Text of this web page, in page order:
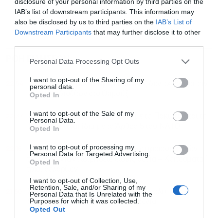
IAB’s list of downstream participants. This information may
also be disclosed by us to third parties on the IAB’s List of
Downstream Participants that may further disclose it to other
Personal Data Processing Opt Outs
I want to opt-out of the Sharing of my
personal data.
Opted In
I want to opt-out of the Sale of my
Personal Data.
Opted In
I want to opt-out of processing my
Personal Data for Targeted Advertising.
Opted In
I want to opt-out of Collection, Use,
Retention, Sale, and/or Sharing of my
Personal Data that Is Unrelated with the
Purposes for which it was collected.
Opted Out
ΡΟΗ ΕΙΔΗΣΕΩΝ ΔΗΜΟΦΙΛΗ
Βανς: Το Ιράν μας ενημέρωσε πως δεν σχεδιάζει την
επιβολή διοδίων στο Ορμούζ
Φιντάν: Η αμυντική συμφωνία με το Πακιστάν και τη
Σ. Αραβία είναι ίδια με τo Άρθρο 5 του ΝΑΤΟ
Ένταση ξανά στη Γροιλανδία λόγω προετοιμασιών
των ΗΠΑ για γεωτρήσεις χωρίς άδεια – Κοιτάσματα 1
Συντριβή drone στη Βουλγαρία προκαλεί
διπλωματική ένταση με την Ουκρανία